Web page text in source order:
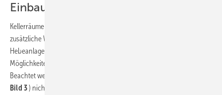
Einbau ja – aber wo?
Kellerräume sind heute nicht nur Abstellflächen. Sie werden als
zusätzliche Wohnräume oder für Hobbyzwecke genutzt. Wo soll eine
Hebeanlage da noch Platz finden? Hier bieten sich unterschiedliche
Möglichkeiten der Installation an – auch außerhalb des Gebäudes.
Beachtet werden sollte, dass sogenannte Behälter-Hebeanlagen (
Bild 3) nicht außerhalb des Gebäudes in Schächten verbaut werden